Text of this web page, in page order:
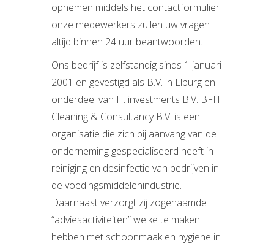
opnemen middels het contactformulier
onze medewerkers zullen uw vragen
altijd binnen 24 uur beantwoorden.
Ons bedrijf is zelfstandig sinds 1 januari
2001 en gevestigd als B.V. in Elburg en
onderdeel van H. investments B.V. BFH
Cleaning & Consultancy B.V. is een
organisatie die zich bij aanvang van de
onderneming gespecialiseerd heeft in
reiniging en desinfectie van bedrijven in
de voedingsmiddelenindustrie.
Daarnaast verzorgt zij zogenaamde
“adviesactiviteiten” welke te maken
hebben met schoonmaak en hygiene in